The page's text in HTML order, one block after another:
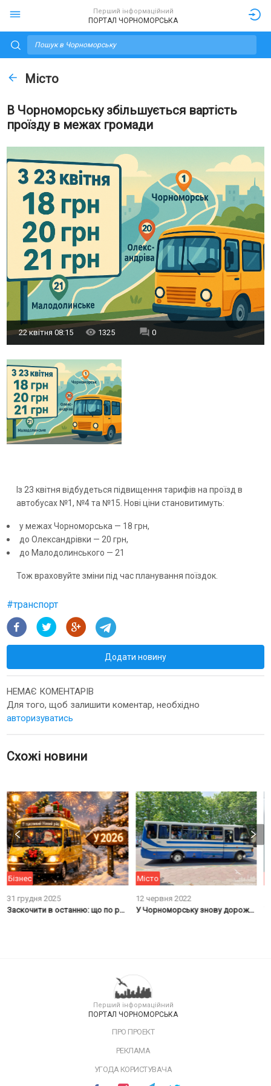
Перший інформаційний
ПОРТАЛ ЧОРНОМОРСЬКА
Місто
В Чорноморську збільшується вартість
проїзду в межах громади
22 квітня 08:15 1325 0
Із 23 квітня відбудеться підвищення тарифів на проїзд в
автобусах №1, №4 та №15. Нові ціни становитимуть:
у межах Чорноморська — 18 грн,
до Олександрівки — 20 грн,
до Малодолинського — 21
Тож враховуйтезміни під час планування поїздок.
#транспорт
Додати новину
НЕМАЄ КОМЕНТАРІВ
Для того, щоб залишити коментар, необхідно
авторизуватись
Схожі новини
Бізнес
31 грудня 2025
Заскочити в останню: що по розкладу маршруток на Новий рік?
Місто
12 червня 2022
У Чорноморську знову дорожчає проїзд на маршруті №25
Перший інформаційний
ПОРТАЛ ЧОРНОМОРСЬКА
ПРО ПРОЕКТ
РЕКЛАМА
УГОДА КОРИСТУВАЧА